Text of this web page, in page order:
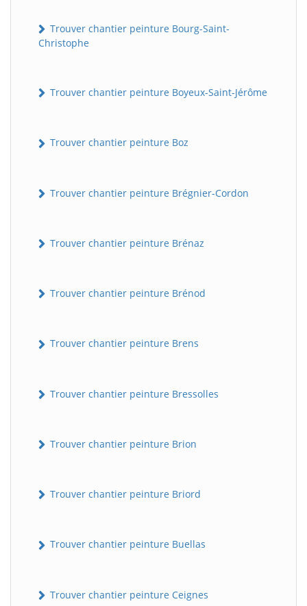
Trouver chantier peinture Bourg-Saint-
Christophe
Trouver chantier peinture Boyeux-Saint-Jérôme
Trouver chantier peinture Boz
Trouver chantier peinture Brégnier-Cordon
Trouver chantier peinture Brénaz
Trouver chantier peinture Brénod
Trouver chantier peinture Brens
Trouver chantier peinture Bressolles
Trouver chantier peinture Brion
Trouver chantier peinture Briord
Trouver chantier peinture Buellas
Trouver chantier peinture Ceignes